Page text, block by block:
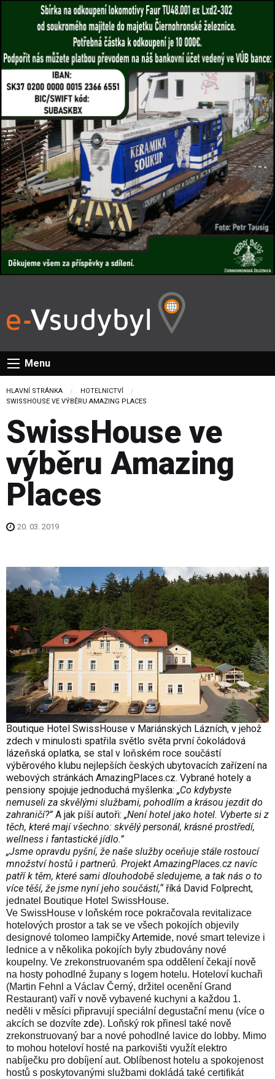
Menu
HLAVNÍ STRÁNKA
HOTELNICTVÍ
CURRENT:
SWISSHOUSE VE VÝBĚRU AMAZING PLACES
SwissHouse ve
výběru Amazing
Places
20. 03. 2019
Boutique Hotel SwissHouse v Mariánských Lázních, v jehož
zdech v minulosti spatřila světlo světa první čokoládová
lázeňská oplatka, se stal v loňském roce součástí
výběrového klubu nejlepších českých ubytovacích zařízení na
webových stránkách AmazingPlaces.cz. Vybrané hotely a
pensiony spojuje jednoduchá myšlenka: „Co kdybyste
nemuseli za skvělými službami, pohodlím a krásou jezdit do
zahraničí?” A jak píší autoři: „Není hotel jako hotel. Vyberte si z
těch, které mají všechno: skvělý personál, krásné prostředí,
wellness i fantastické jídlo.”
„Jsme opravdu pyšní, že naše služby oceňuje stále rostoucí
množství hostů i partnerů. Projekt AmazingPlaces.cz navíc
patří k těm, které sami dlouhodobě sledujeme, a tak nás o to
více těší, že jsme nyní jeho součástí,“ říká David Folprecht,
jednatel Boutique Hotel SwissHouse.
Ve SwissHouse v loňském roce pokračovala revitalizace
hotelových prostor a tak se ve všech pokojích objevily
designové tolomeo lampičkyArtemide, nové smart televize i
lednice a v několika pokojích byly zbudovány nové
koupelny. Ve zrekonstruovaném spa oddělení čekají nově
na hosty pohodlné župany s logem hotelu. Hoteloví kuchaři
(Martin Fehnl a Václav Černý, držitel ocenění Grand
Restaurant) vaří v nově vybavené kuchyni a každou 1.
neděli v měsíci připravují speciální degustační menu (více o
akcích se dozvíte zde). Loňský rok přinesl také nově
zrekonstruovaný bar a nové pohodlné lavice do lobby. Mimo
to mohou hoteloví hosté na parkovišti využít elektro
nabíječku pro dobíjení aut. Oblíbenost hotelu a spokojenost
hostů s poskytovanými službami dokládá také certifikát